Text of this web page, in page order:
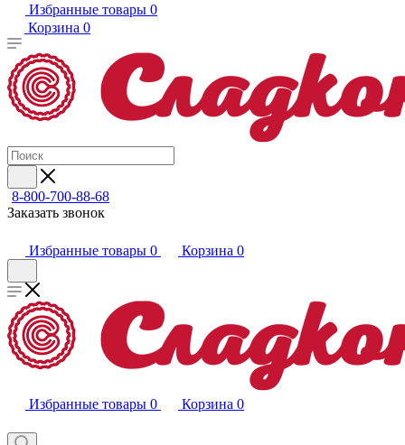
Избранные товары 0
Корзина 0
8-800-700-88-68
Заказать звонок
Избранные товары 0 Корзина 0
Избранные товары 0 Корзина 0